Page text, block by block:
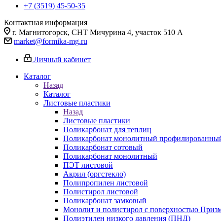
+7 (3519) 45-50-35
Контактная информация
г. Магнитогорск, СНТ Мичурина 4, участок 510 А
market@formika-mg.ru
Личный кабинет
Каталог
Назад
Каталог
Листовые пластики
Назад
Листовые пластики
Поликарбонат для теплиц
Поликарбонат монолитный
Поликарбонат сотовый
Поликарбонат монолитный
ПЭТ листовой
Акрил (оргстекло)
Полипропилен листовой
Полистирол листовой
Поликарбонат замковый
Монолит и полистирол с поверхностью
Полиэтилен низкого давления (ПНД)